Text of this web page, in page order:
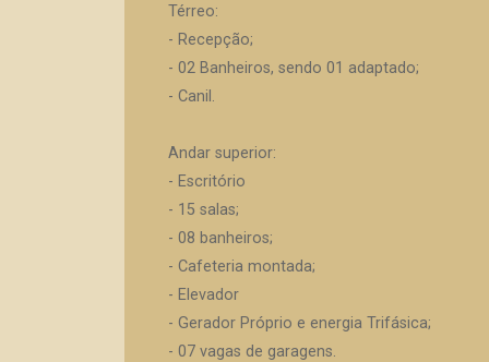
Térreo:
- Recepção;
- 02 Banheiros, sendo 01 adaptado;
- Canil.
Andar superior:
- Escritório
- 15 salas;
- 08 banheiros;
- Cafeteria montada;
- Elevador
- Gerador Próprio e energia Trifásica;
- 07 vagas de garagens.